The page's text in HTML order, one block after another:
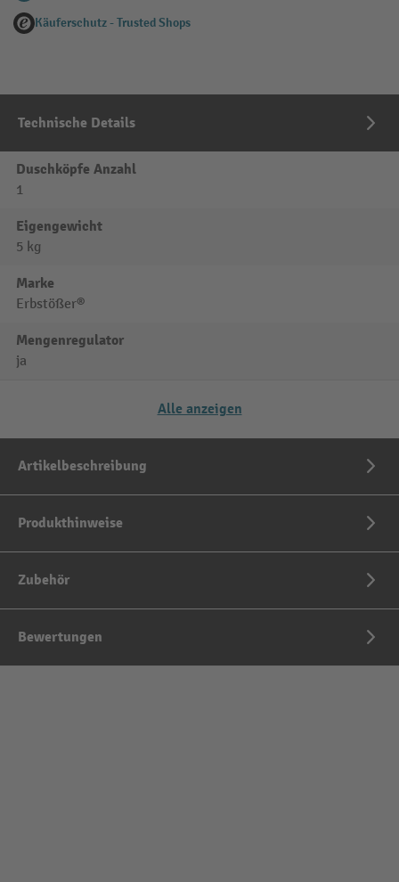
Käuferschutz - Trusted Shops
Technische Details
Duschköpfe Anzahl
1
Eigengewicht
5 kg
Marke
Erbstößer®
Mengenregulator
ja
Alle anzeigen
Artikelbeschreibung
Produkthinweise
Zubehör
Bewertungen